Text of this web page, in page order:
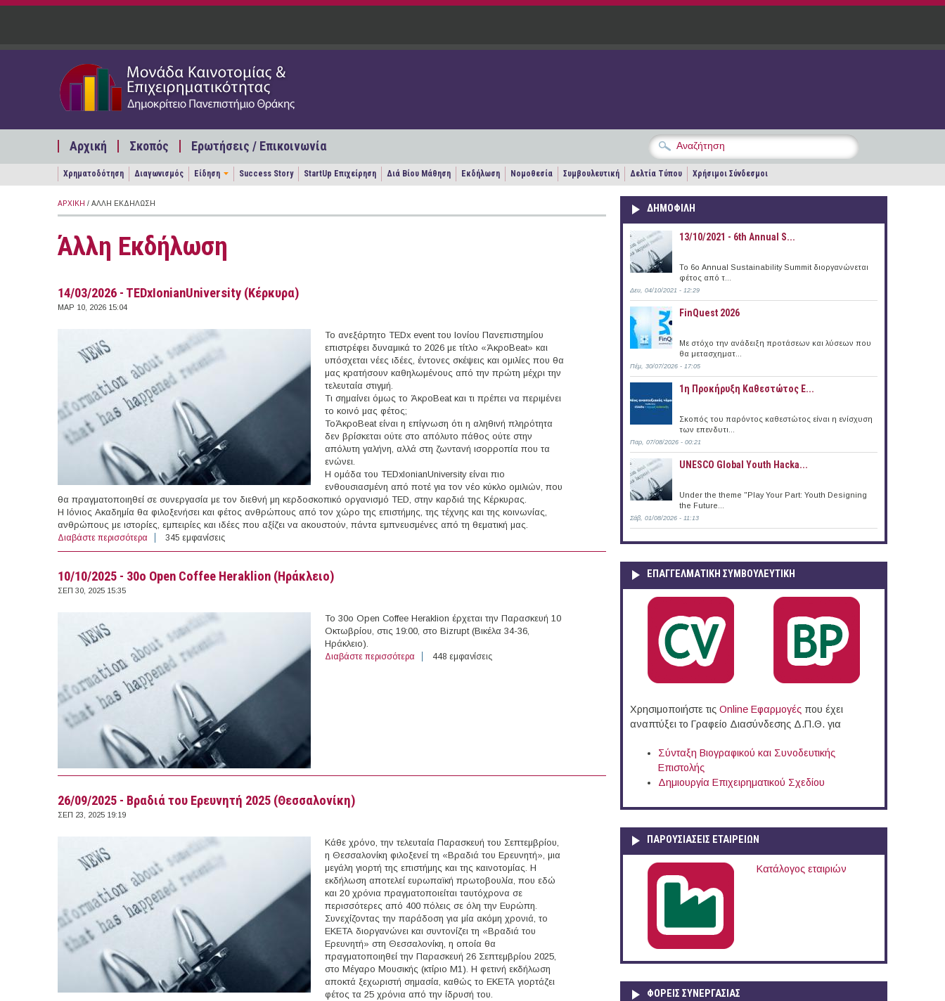
Παράκαμψη προς το κυρίως περιεχόμενο
Αρχική Σκοπός Ερωτήσεις / Επικοινωνία
Χρηματοδότηση Διαγωνισμός Είδηση Success Story StartUp Επιχείρηση Διά Βίου Μάθηση Εκδήλωση Νομοθεσία Συμβουλευτική Δελτία Τύπου Χρήσιμοι Σύνδεσμοι
ΑΡΧΙΚΉ / ΆΛΛΗ ΕΚΔΉΛΩΣΗ
Άλλη Εκδήλωση
14/03/2026 - TEDxIonianUniversity (Κέρκυρα)
ΜΑΡ 10, 2026 15:04
Το ανεξάρτητο TEDx event του Ιονίου Πανεπιστημίου
επιστρέφει δυναμικά το 2026 με τίτλο «ΆκροBeat» και
υπόσχεται νέες ιδέες, έντονες σκέψεις και ομιλίες που θα
μας κρατήσουν καθηλωμένους από την πρώτη μέχρι την
τελευταία στιγμή.
Τι σημαίνει όμως το ΆκροBeat και τι πρέπει να περιμένει
το κοινό μας φέτος;
ΤοΆκροBeat είναι η επίγνωση ότι η αληθινή πληρότητα
δεν βρίσκεται ούτε στο απόλυτο πάθος ούτε στην
απόλυτη γαλήνη, αλλά στη ζωντανή ισορροπία που τα
ενώνει.
Η ομάδα του TEDxIonianUniversity είναι πιο
ενθουσιασμένη από ποτέ για τον νέο κύκλο ομιλιών, που
θα πραγματοποιηθεί σε συνεργασία με τον διεθνή μη κερδοσκοπικό οργανισμό TED, στην καρδιά της Κέρκυρας.
Η Ιόνιος Ακαδημία θα φιλοξενήσει και φέτος ανθρώπους από τον χώρο της επιστήμης, της τέχνης και της κοινωνίας,
ανθρώπους με ιστορίες, εμπειρίες και ιδέες που αξίζει να ακουστούν, πάντα εμπνευσμένες από τη θεματική μας.
Διαβάστε περισσότερα για 14/03/2026 - TEDxIonianUniversity (Κέρκυρα)
345 εμφανίσεις
10/10/2025 - 30ο Open Coffee Heraklion (Ηράκλειο)
ΣΕΠ 30, 2025 15:35
Το 30ο Open Coffee Heraklion έρχεται την Παρασκευή 10
Οκτωβρίου, στις 19:00, στο Bizrupt (Βικέλα 34-36,
Ηράκλειο).
Διαβάστε περισσότερα για 10/10/2025 - 30ο Open Coffee Heraklion (Ηράκλειο)
448 εμφανίσεις
26/09/2025 - Βραδιά του Ερευνητή 2025 (Θεσσαλονίκη)
ΣΕΠ 23, 2025 19:19
Κάθε χρόνο, την τελευταία Παρασκευή του Σεπτεμβρίου,
η Θεσσαλονίκη φιλοξενεί τη «Βραδιά του Ερευνητή», μια
μεγάλη γιορτή της επιστήμης και της καινοτομίας. Η
εκδήλωση αποτελεί ευρωπαϊκή πρωτοβουλία, που εδώ
και 20 χρόνια πραγματοποιείται ταυτόχρονα σε
περισσότερες από 400 πόλεις σε όλη την Ευρώπη.
Συνεχίζοντας την παράδοση για μία ακόμη χρονιά, το
ΕΚΕΤΑ διοργανώνει και συντονίζει τη «Βραδιά του
Ερευνητή» στη Θεσσαλονίκη, η οποία θα
πραγματοποιηθεί την Παρασκευή 26 Σεπτεμβρίου 2025,
στο Μέγαρο Μουσικής (κτίριο Μ1). Η φετινή εκδήλωση
αποκτά ξεχωριστή σημασία, καθώς το ΕΚΕΤΑ γιορτάζει
φέτος τα 25 χρόνια από την ίδρυσή του.
ΔΗΜΟΦΙΛΗ
13/10/2021 - 6th Annual S...
To 6ο Annual Sustainability Summit διοργανώνεται
φέτος από τ...
Δευ, 04/10/2021 - 12:29
FinQuest 2026
Με στόχο την ανάδειξη προτάσεων και λύσεων που
θα μετασχηματ...
Πέμ, 30/07/2026 - 17:05
1η Προκήρυξη Καθεστώτος Ε...
Σκοπός του παρόντος καθεστώτος είναι η ενίσχυση
των επενδυτι...
Παρ, 07/08/2026 - 00:21
UNESCO Global Youth Hacka...
Under the theme "Play Your Part: Youth Designing
the Future...
Σάβ, 01/08/2026 - 11:13
ΕΠΑΓΓΕΛΜΑΤΙΚΉ ΣΥΜΒΟΥΛΕΥΤΙΚΉ
Χρησιμοποιήστε τις Online Eφαρμογές που έχει
αναπτύξει το Γραφείο Διασύνδεσης Δ.Π.Θ. για
Σύνταξη Βιογραφικού και Συνοδευτικής
Επιστολής
Δημιουργία Επιχειρηματικού Σχεδίου
ΠΑΡΟΥΣΙΆΣΕΙΣ ΕΤΑΙΡΕΙΏΝ
Κατάλογος εταιριών
ΦΟΡΕΙΣ ΣΥΝΕΡΓΑΣΙΑΣ